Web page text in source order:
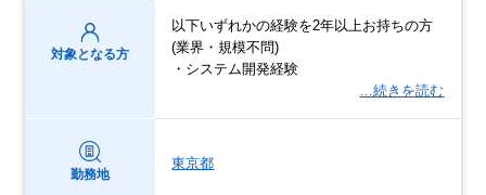
対象となる方
以下いずれかの経験を2年以上お持ちの方
(業界・規模不問)
・システム開発経験
…続きを読む
勤務地
東京都